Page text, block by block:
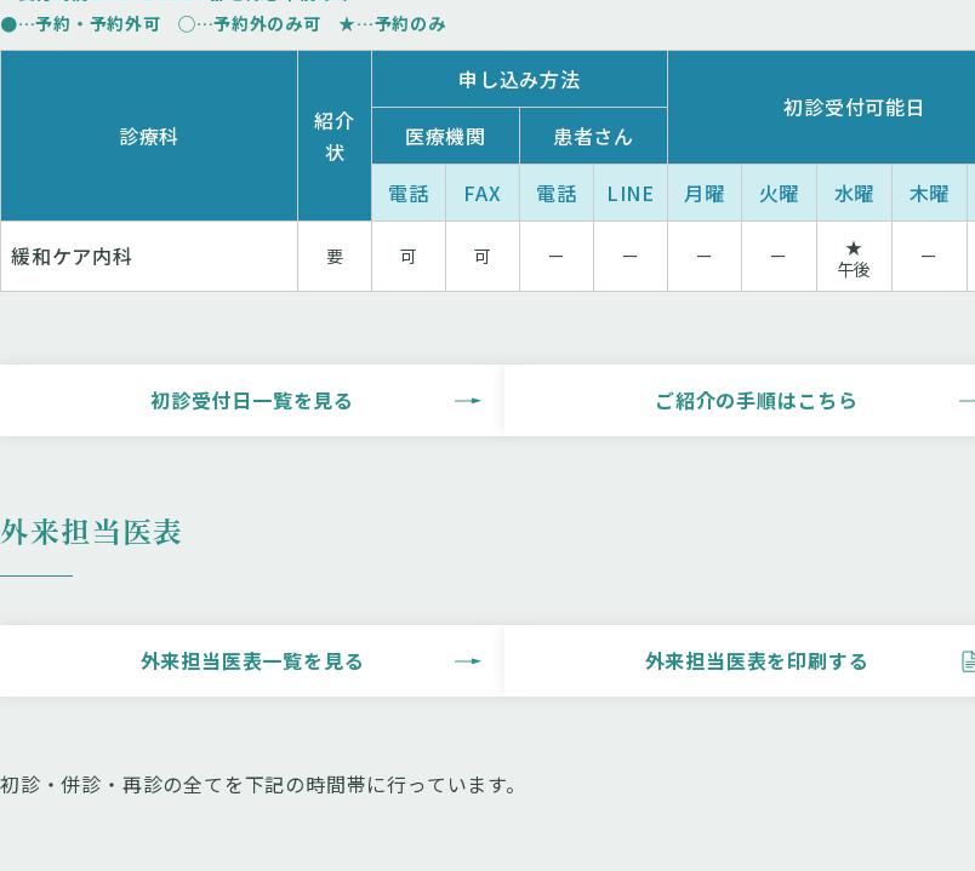
●…予約・予約外可 ◯…予約外のみ可 ★…予約のみ
診療科
紹介
状
申し込み⽅法
初診受付可能⽇
医療機関
患者さん
電話
FAX 電話 LINE 月曜 火曜 水曜 木曜
緩和ケア内科 要 可 可 ー ー ー ー
★
午後
ー
初診受付日一覧を見る ご紹介の⼿順はこちら
外来担当医表
外来担当医表⼀覧を⾒る 外来担当医表を印刷する
初診・併診・再診の全てを下記の時間帯に行っています。